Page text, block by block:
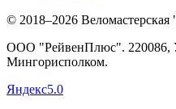
© 2018–2026
ООО "РейвенПлюс". 220086,
Мингорисполком.
Яндекс5.0